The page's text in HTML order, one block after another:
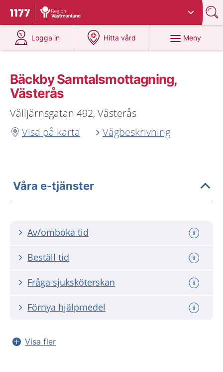
Till startsidan för 1177
Du har valt region
Logga in
på 1177.se
Hitta vård
på 1177.se
Meny
Bäckby Samtalsmottagning,
Västerås
Välljärnsgatan 492, Västerås
Visa på karta
Vägbeskrivning
Våra e-tjänster
Av/omboka tid
Beställ tid
Fråga sjuksköterskan
Förnya hjälpmedel
Visa fler